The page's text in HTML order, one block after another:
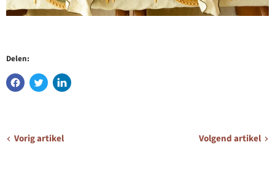
Delen:
Vorig artikel Volgend artikel